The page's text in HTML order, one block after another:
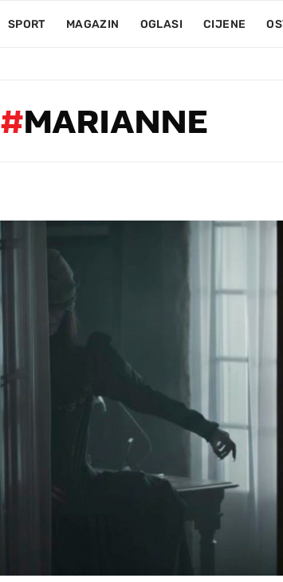
SPORT MAGAZIN OGLASI CIJENE
#MARIANNE